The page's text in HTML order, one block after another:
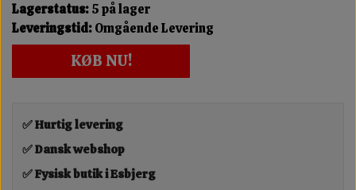
Lagerstatus:5 på lager
Leveringstid:Omgående Levering
KØB NU!
✅ Hurtig levering
✅ Dansk webshop
✅ Fysisk butik i Esbjerg